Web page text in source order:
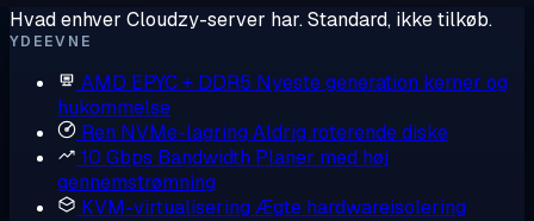
Hvad enhver Cloudzy-server har. Standard, ikke tilkøb.
YDEEVNE
AMD EPYC + DDR5 Nyeste generation kerner og
hukommelse
Ren NVMe-lagring Aldrig roterende diske
10 Gbps Bandwidth Planer med høj
gennemstrømning
KVM-virtualisering Ægte hardwareisolering